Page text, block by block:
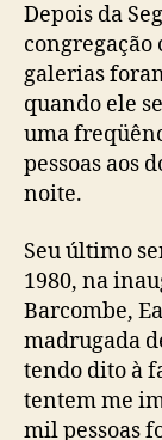
Depois da
congregação
galerias
quando ele
uma
pessoas aos
noite.
Seu último
1980, na
Barcombe,
madrugada
tendo dito à
tentem me
mil pessoas